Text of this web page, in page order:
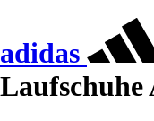
adidas
Laufschuhe